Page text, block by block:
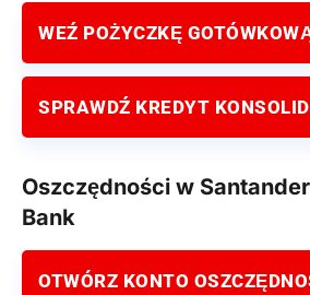
WEŹ POŻYCZKĘ
SPRAWDŹ KREDYT
Oszczędności w
Bank
OTWÓRZ KONTO